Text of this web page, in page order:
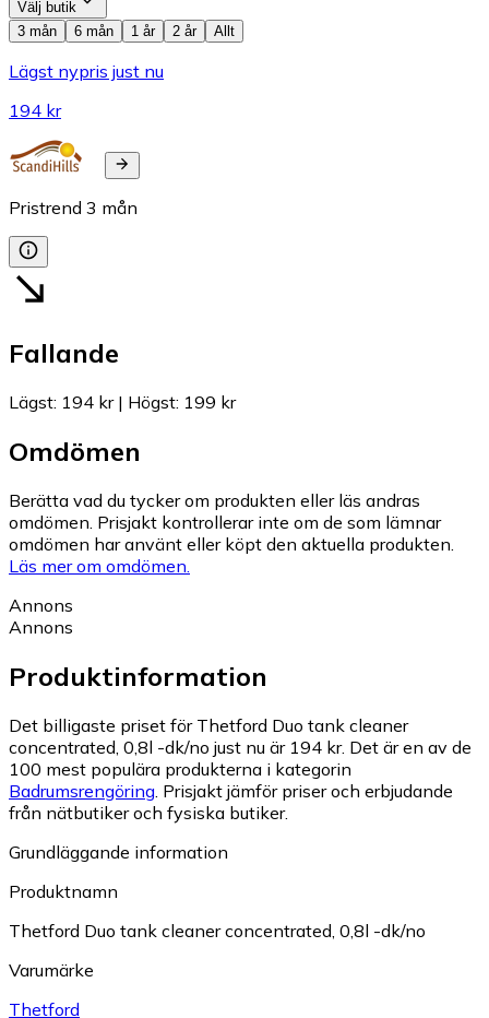
Välj butik
3 mån
6 mån 1 år 2 år Allt
Lägst nypris just nu
194 kr
Pristrend 3 mån
Fallande
Lägst: 194 kr| Högst: 199 kr
Omdömen
Berätta vad du tycker om produkten eller läs andras
omdömen. Prisjakt kontrollerar inte om de som lämnar
omdömen har använt eller köpt den aktuella produkten.
Läs mer om omdömen.
Annons
Annons
Produktinformation
Det billigaste priset för Thetford Duo tank cleaner
concentrated, 0,8l -dk/no just nu är 194 kr. Det är en av de
100 mest populära produkterna i kategorin
Badrumsrengöring Prisjakt jämför priser och erbjudande
från nätbutiker och fysiska butiker.
Grundläggande information
Produktnamn
Thetford Duo tank cleaner concentrated, 0,8l -dk/no
Varumärke
Thetford